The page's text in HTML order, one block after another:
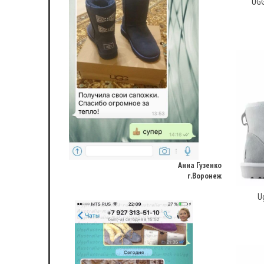
Анна Гузенко
г.Воронеж